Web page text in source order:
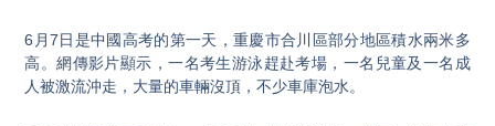
6月7日是中國高考的第一天，重慶市合川區部分地區積水兩米多
高。網傳影片顯示，一名考生游泳趕赴考場，一名兒童及一名成
人被激流沖走，大量的車輛沒頂，不少車庫泡水。